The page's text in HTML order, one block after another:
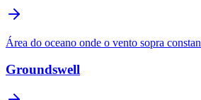
Área do oceano onde o vento sopra
Groundswell